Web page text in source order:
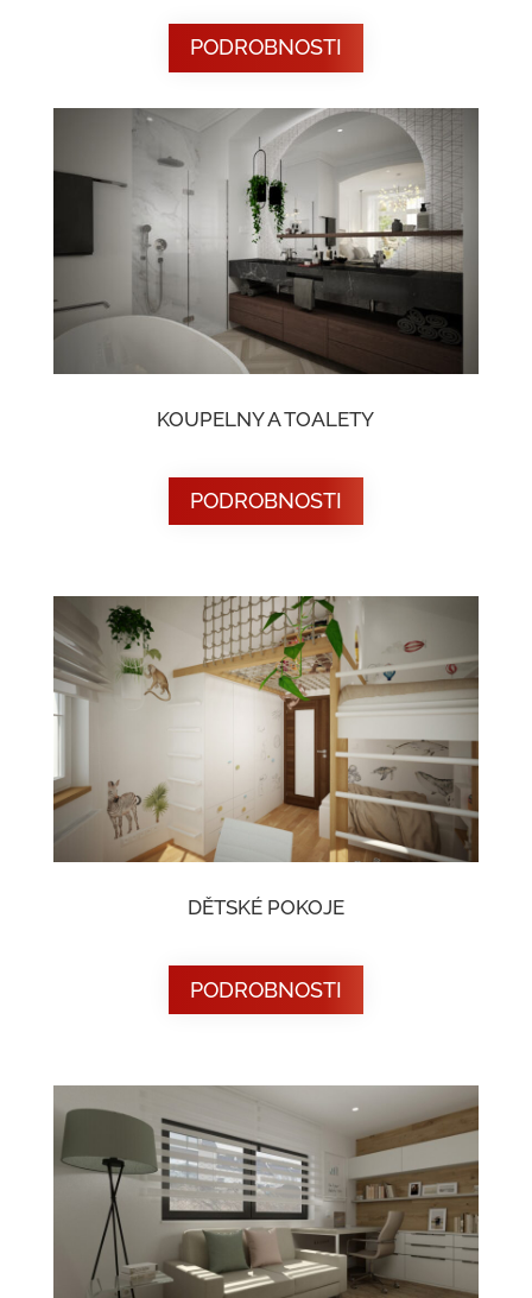
PODROBNOSTI
KOUPELNY A TOALETY
PODROBNOSTI
DĚTSKÉ POKOJE
PODROBNOSTI